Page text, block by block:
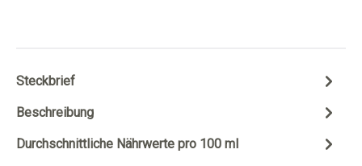
Steckbrief
Beschreibung
Durchschnittliche Nährwerte pro 100 ml